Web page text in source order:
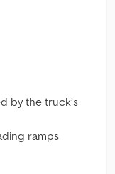
by the truck’s
ramps